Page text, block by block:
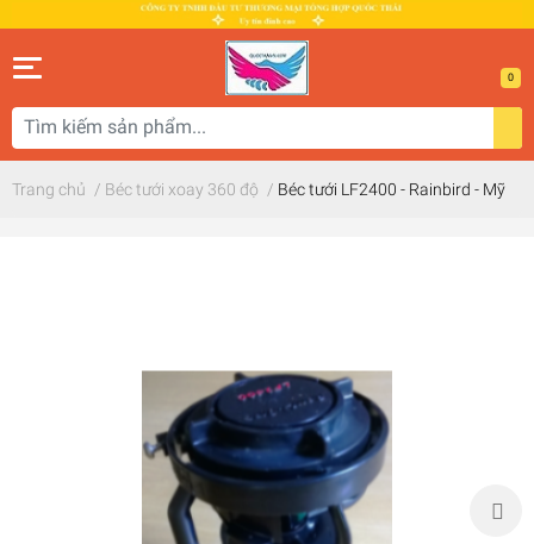
0
Trang chủ / Béc tưới xoay 360 độ / Béc tưới LF2400 - Rainbird - Mỹ